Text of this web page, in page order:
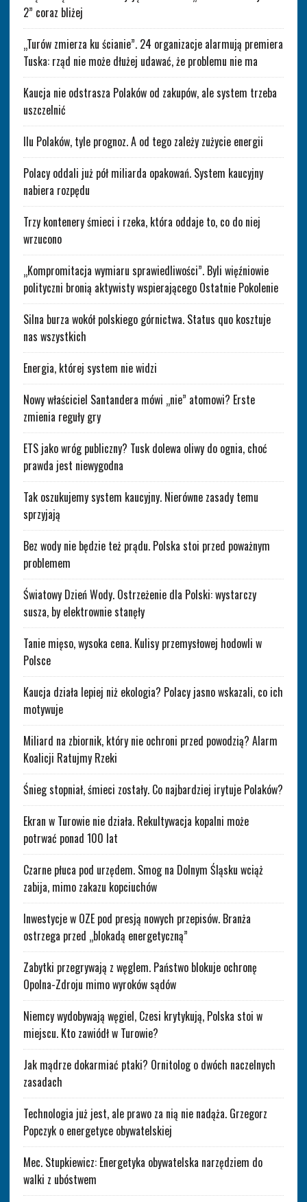
2” coraz bliżej
„Turów zmierza ku ścianie”. 24 organizacje alarmują premiera
Tuska: rząd nie może dłużej udawać, że problemu nie ma
Kaucja nie odstrasza Polaków od zakupów, ale system trzeba
uszczelnić
Ilu Polaków, tyle prognoz. A od tego zależy zużycie energii
Polacy oddali już pół miliarda opakowań. System kaucyjny
nabiera rozpędu
Trzy kontenery śmieci i rzeka, która oddaje to, co do niej
wrzucono
„Kompromitacja wymiaru sprawiedliwości”. Byli więźniowie
polityczni bronią aktywisty wspierającego Ostatnie Pokolenie
Silna burza wokół polskiego górnictwa. Status quo kosztuje
nas wszystkich
Energia, której system nie widzi
Nowy właściciel Santandera mówi „nie” atomowi? Erste
zmienia reguły gry
ETS jako wróg publiczny? Tusk dolewa oliwy do ognia, choć
prawda jest niewygodna
Tak oszukujemy system kaucyjny. Nierówne zasady temu
sprzyjają
Bez wody nie będzie też prądu. Polska stoi przed poważnym
problemem
Światowy Dzień Wody. Ostrzeżenie dla Polski: wystarczy
susza, by elektrownie stanęły
Tanie mięso, wysoka cena. Kulisy przemysłowej hodowli w
Polsce
Kaucja działa lepiej niż ekologia? Polacy jasno wskazali, co ich
motywuje
Miliard na zbiornik, który nie ochroni przed powodzią? Alarm
Koalicji Ratujmy Rzeki
Śnieg stopniał, śmieci zostały. Co najbardziej irytuje Polaków?
Ekran w Turowie nie działa. Rekultywacja kopalni może
potrwać ponad 100 lat
Czarne płuca pod urzędem. Smog na Dolnym Śląsku wciąż
zabija, mimo zakazu kopciuchów
Inwestycje w OZE pod presją nowych przepisów. Branża
ostrzega przed „blokadą energetyczną”
Zabytki przegrywają z węglem. Państwo blokuje ochronę
Opolna-Zdroju mimo wyroków sądów
Niemcy wydobywają węgiel, Czesi krytykują, Polska stoi w
miejscu. Kto zawiódł w Turowie?
Jak mądrze dokarmiać ptaki? Ornitolog o dwóch naczelnych
zasadach
Technologia już jest, ale prawo za nią nie nadąża. Grzegorz
Popczyk o energetyce obywatelskiej
Mec. Stupkiewicz: Energetyka obywatelska narzędziem do
walki z ubóstwem